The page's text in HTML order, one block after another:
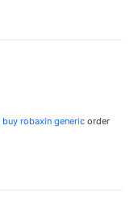
buy robaxin generic order